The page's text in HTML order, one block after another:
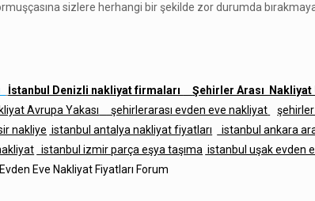
sizlere herhangi bir şekilde zor durumda
İstanbul Denizli nakliyat firmaları Şehirler Arası
Avrupa Yakası şehirlerarası evden eve nakliyat şehirler
nakliye istanbul antalya nakliyat fiyatları istanbul ankara
istanbul izmir parça eşya taşıma istanbul uşak evden
Eve Nakliyat Fiyatları Forum